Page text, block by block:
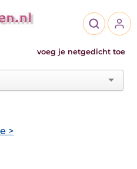
voeg je netgedicht toe
>